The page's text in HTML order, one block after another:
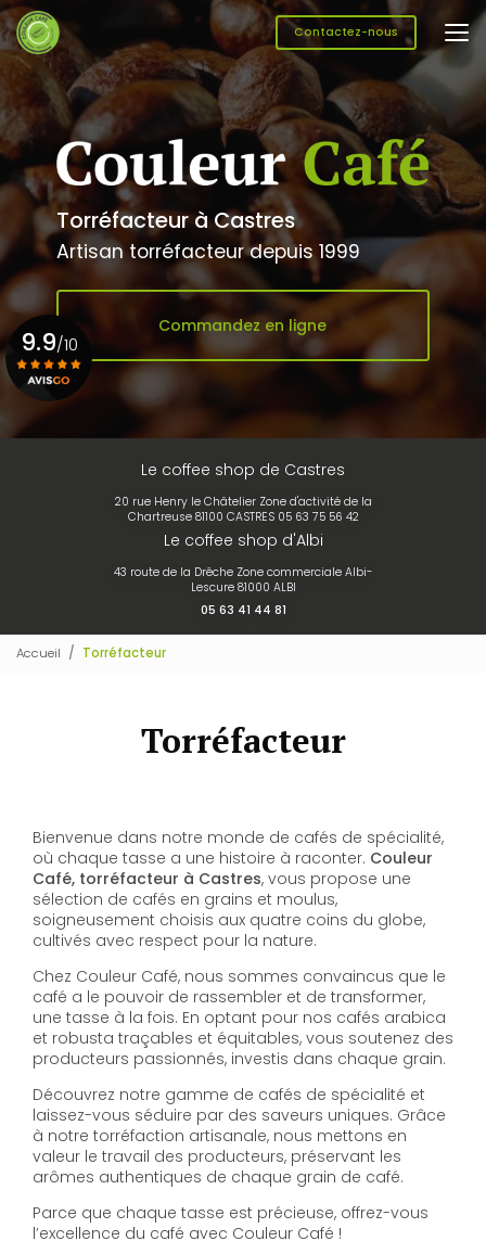
Aller
au
contenu
principal
Contactez-nous
Torréfacteur à Castres
Artisan torréfacteur depuis 1999
Commandez en ligne
Le coffee shop de Castres
20 rue Henry le Châtelier Zone d'activité de la
Chartreuse 81100 CASTRES 05 63 75 56 42
Le coffee shop d'Albi
43 route de la Drêche Zone commerciale Albi-
Lescure 81000 ALBI
05 63 41 44 81
9.9/10
Accueil Torréfacteur
Torréfacteur
Bienvenue dans notre monde de cafés de spécialité,
où chaque tasse a une histoire à raconter. Couleur
Café, torréfacteur à Castres, vous propose une
sélection de cafés en grains et moulus,
soigneusement choisis aux quatre coins du globe,
cultivés avec respect pour la nature.
Chez Couleur Café, nous sommes convaincus que le
café a le pouvoir de rassembler et de transformer,
une tasse à la fois. En optant pour nos cafés arabica
et robusta traçables et équitables, vous soutenez des
producteurs passionnés, investis dans chaque grain.
Découvrez notre gamme de cafés de spécialité et
laissez-vous séduire par des saveurs uniques. Grâce
à notre torréfaction artisanale, nous mettons en
valeur le travail des producteurs, préservant les
arômes authentiques de chaque grain de café.
Parce que chaque tasse est précieuse, offrez-vous
l’excellence du café avec Couleur Café !